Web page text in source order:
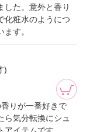
した。意外と香り
化粧水のようにつ
す。
)
りが一番好きで
ら気分転換にシュ